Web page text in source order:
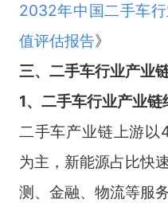
2032年中国二手车
值评估报告》
三、二手车行业产业
1、二手车行业产业链
二手车产业链上游以
为主，新能源占比快
测、金融、物流等服